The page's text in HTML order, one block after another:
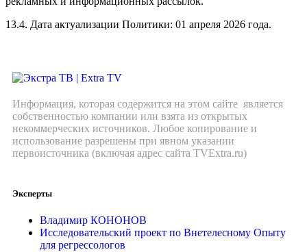
13.4. Дата актуализации Политики: 01 апреля 2026 года.
Информация, которая содержится на этом сайте является
собственностью компании или взята из открытых
некоммерческих источников. Любое копирование и
использование разрешены при явном указании
первоисточника (включая адрес сайта TVExtra.ru)
Эксперты
Владимир КОНОНОВ
Исследовательский проект по Внетелесному Опыту
для регрессологов